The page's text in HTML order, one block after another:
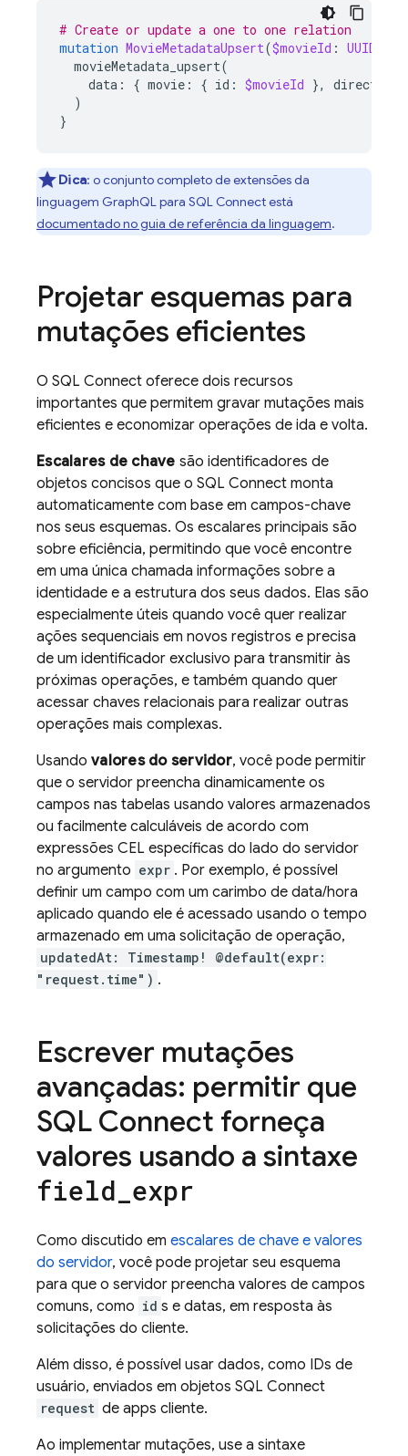
# Create or update a one to one relation
mutation MovieMetadataUpsert($movieId : UUID
movieMetadata_upsert(
data : { movie : { id : $movieId }, director
)
}
Dica: o conjunto completo de extensões da
linguagem GraphQL para SQL Connectestá
documentado no guia de referência da linguagem.
Projetar esquemas para
mutações eficientes
O SQL Connect oferece dois recursos
importantes que permitem gravar mutações mais
eficientes e economizar operações de ida e volta.
Escalares de chave são identificadores de
objetos concisos que o SQL Connect monta
automaticamente com base em campos-chave
nos seus esquemas. Os escalares principais são
sobre eficiência, permitindo que você encontre
em uma única chamada informações sobre a
identidade e a estrutura dos seus dados. Elas são
especialmente úteis quando você quer realizar
ações sequenciais em novos registros e precisa
de um identificador exclusivo para transmitir às
próximas operações, e também quando quer
acessar chaves relacionais para realizar outras
operações mais complexas.
Usando valores do servidor, você pode permitir
que o servidor preencha dinamicamente os
campos nas tabelas usando valores armazenados
ou facilmente calculáveis de acordo com
expressões CEL específicas do lado do servidor
no argumento expr . Por exemplo, é possível
definir um campo com um carimbo de data/hora
aplicado quando ele é acessado usando o tempo
armazenado em uma solicitação de operação,
updatedAt: Timestamp! @default(expr:
"request.time") .
Escrever mutações
avançadas: permitir que
SQL Connect forneça
valores usando a sintaxe
field expr
Como discutido em escalares de chave e valores
do servidor, você pode projetar seu esquema
para que o servidor preencha valores de campos
comuns, como id s e datas, em resposta às
solicitações do cliente.
Além disso, é possível usar dados, como IDs de
usuário, enviados em objetos SQL Connect
request de apps cliente.
Ao implementar mutações, use a sintaxe